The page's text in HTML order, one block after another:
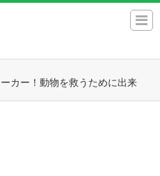
カー！動物を救うために出来